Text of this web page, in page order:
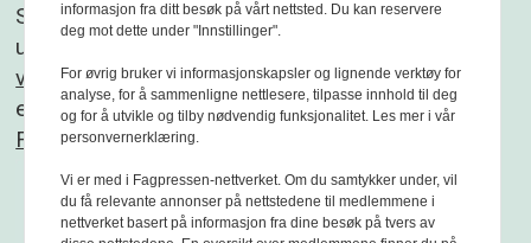
Sikkerhet og beredskap er et redaksjonelt
uavhengig fagblad som redigeres etter
varsom-plakatenogRedaktørplakaten. Fagbladet
er medlem av
Fagpressen
informasjon fra ditt besøk på vårt nettsted. Du kan reservere
deg mot dette under "Innstillinger".
For øvrig bruker vi informasjonskapsler og lignende verktøy for
analyse, for å sammenligne nettlesere, tilpasse innhold til deg
og for å utvikle og tilby nødvendig funksjonalitet. Les mer i vår
personvernerklæring.
Vi er med i Fagpressen-nettverket. Om du samtykker under, vil
du få relevante annonser på nettstedene til medlemmene i
nettverket basert på informasjon fra dine besøk på tvers av